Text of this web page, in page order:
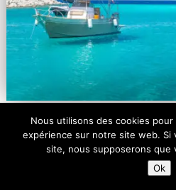
L’île de
Nous utilisons des cookies
expérience sur notre site web. Si
site, nous supposerons que
Ok